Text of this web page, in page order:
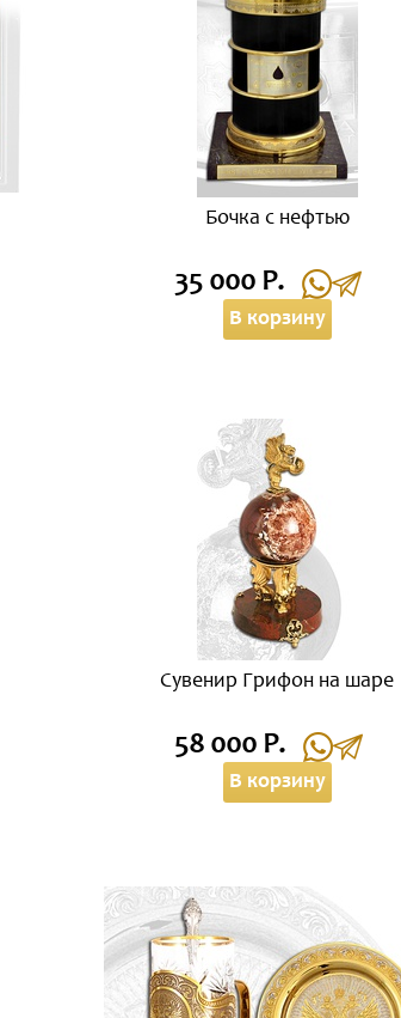
Бочка с нефтью
35 000 Р.
В корзину
Сувенир Грифон на шаре
58 000 Р.
В корзину